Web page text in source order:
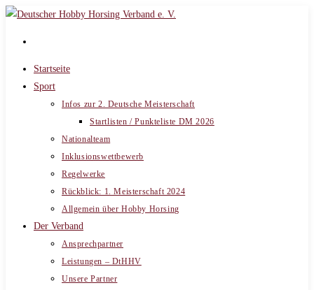
Zum
Startseite
Sport
Infos zur 2. Deutsche Meisterschaft
Startlisten / Punkteliste DM 2026
Nationalteam
Inklusionswettbewerb
Regelwerke
Rückblick: 1. Meisterschaft 2024
Allgemein über Hobby Horsing
Der Verband
Ansprechpartner
Leistungen – DtHHV
Unsere Partner